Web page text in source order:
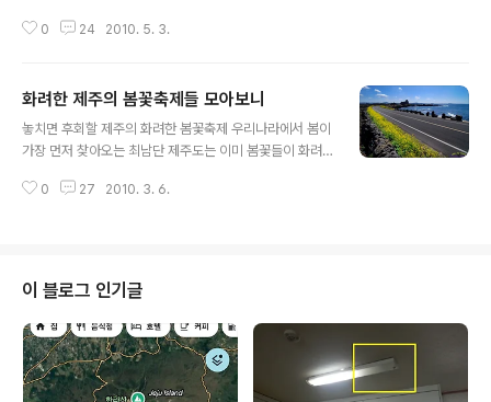
니다. 때를 같이하여 가정의 달 5월에 어울리는 다채로운
나는 나들이라 하여 다 같을 수는 없습니다. 실록의 계절에
어울리는 싱그러움과 그 따스한 봄의 향기를 오감으로 만
족할 수 있다면 더없이 행복한 봄 여행이 되지 않을까합니
연에 새순이 돋아나면서 실록과의 교감을 마음껏 나눌 수
0 24 2010. 5. 3.
화려한 제주의 봄꽃축제들 모아보니
놓치면 후회할 제주의 화려한 봄꽃축제 우리나라에서 봄이
가장 먼저 찾아오는 최남단 제주도는 이미 봄꽃들이 화려
이 왔음을 알리는 봄꽃들의 축제로 제주가 들썩입니다. 천
려 합니다. 아름답고 화려한 봄꽃의 향연은 이번 달 26일
부터 시작됩니다. 대표적인 봄꽃대축제인 제주왕벚꽃축제
를 시작으로 가파도 청보리 축제와 유채꽃 축제까지 초록
과 노랑 그리고 하얀색의 총천연색으로 물들여질 겁니다.
대한민국에서 가장먼저 만나보는 절정의 제주의 봄 축제는
특히 제주를 여행하려고 계획을 잡아놓은 분들에겐 아주
0 27 2010. 3. 6.
이 블로그 인기글